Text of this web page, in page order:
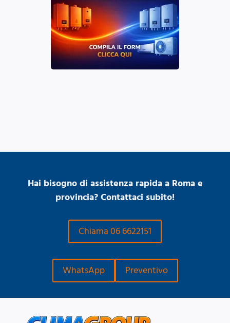
Hai bisogno di assistenza rapida a Roma e
provincia? Contattaci subito!
Chiama 06 6622151
WhatsApp Preventivo